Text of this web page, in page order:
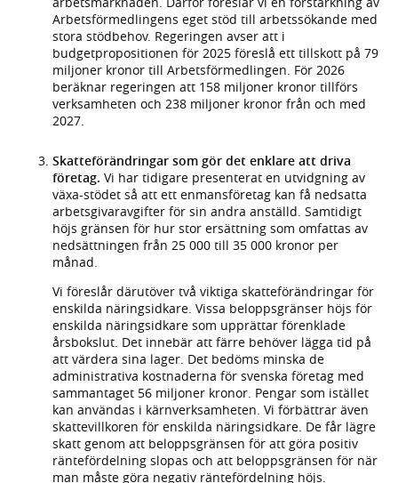
Arbetsförmedlingens eget stöd till arbetssökande med
stora stödbehov. Regeringen avser att i
budgetpropositionen för 2025 föreslå ett tillskott på 79
miljoner kronor till Arbetsförmedlingen. För 2026
beräknar regeringen att 158 miljoner kronor tillförs
verksamheten och 238 miljoner kronor från och med
2027.
Skatteförändringar som gör det enklare att driva
företag.Vi har tidigare presenterat en utvidgning av
växa-stödet så att ett enmansföretag kan få nedsatta
arbetsgivaravgifter för sin andra anställd. Samtidigt
höjs gränsen för hur stor ersättning som omfattas av
nedsättningen från 25 000 till 35 000 kronor per
månad.
Vi föreslår därutöver två viktiga skatteförändringar för
enskilda näringsidkare. Vissa beloppsgränser höjs för
enskilda näringsidkare som upprättar förenklade
årsbokslut. Det innebär att färre behöver lägga tid på
att värdera sina lager. Det bedöms minska de
administrativa kostnaderna för svenska företag med
sammantaget 56 miljoner kronor. Pengar som istället
kan användas i kärnverksamheten. Vi förbättrar även
skattevillkoren för enskilda näringsidkare. De får lägre
skatt genom att beloppsgränsen för att göra positiv
räntefördelning slopas och att beloppsgränsen för när
man måste göra negativ räntefördelning höjs.